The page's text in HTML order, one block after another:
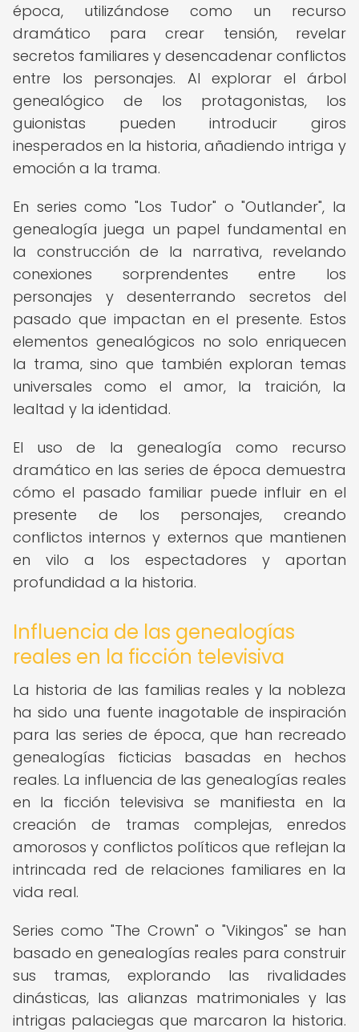
época, utilizándose como un recurso
dramático para crear tensión, revelar
secretos familiares y desencadenar conflictos
entre los personajes. Al explorar el árbol
genealógico de los protagonistas, los
guionistas pueden introducir giros
inesperados en la historia, añadiendo intriga y
emoción a la trama.
En series como "Los Tudor" o "Outlander", la
genealogía juega un papel fundamental en
la construcción de la narrativa, revelando
conexiones sorprendentes entre los
personajes y desenterrando secretos del
pasado que impactan en el presente. Estos
elementos genealógicos no solo enriquecen
la trama, sino que también exploran temas
universales como el amor, la traición, la
lealtad y la identidad.
El uso de la genealogía como recurso
dramático en las series de época demuestra
cómo el pasado familiar puede influir en el
presente de los personajes, creando
conflictos internos y externos que mantienen
en vilo a los espectadores y aportan
profundidad a la historia.
Influencia de las genealogías
reales en la ficción televisiva
La historia de las familias reales y la nobleza
ha sido una fuente inagotable de inspiración
para las series de época, que han recreado
genealogías ficticias basadas en hechos
reales. La influencia de las genealogías reales
en la ficción televisiva se manifiesta en la
creación de tramas complejas, enredos
amorosos y conflictos políticos que reflejan la
intrincada red de relaciones familiares en la
vida real.
Series como "The Crown" o "Vikingos" se han
basado en genealogías reales para construir
sus tramas, explorando las rivalidades
dinásticas, las alianzas matrimoniales y las
intrigas palaciegas que marcaron la historia.